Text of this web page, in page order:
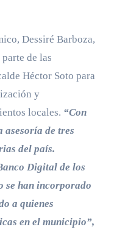
Dessiré Barboza,
de las
Héctor Soto para
y
locales. “Con
asesoría de tres
del país.
Digital de los
se han incorporado
a quienes
en el municipio”,